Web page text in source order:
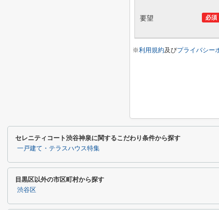
必須
要望
※利用規約及びプライバシー
セレニティコート渋谷神泉に関するこだわり条件から探す
一戸建て・テラスハウス特集
目黒区以外の市区町村から探す
渋谷区